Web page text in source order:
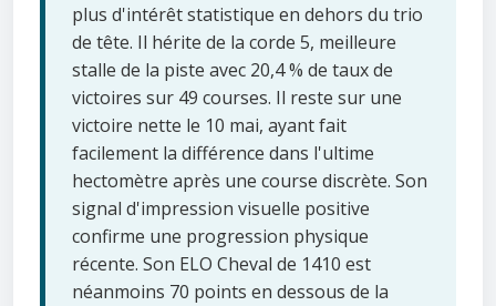
plus d'intérêt statistique en dehors du trio
de tête. Il hérite de la corde 5, meilleure
stalle de la piste avec 20,4 % de taux de
victoires sur 49 courses. Il reste sur une
victoire nette le 10 mai, ayant fait
facilement la différence dans l'ultime
hectomètre après une course discrète. Son
signal d'impression visuelle positive
confirme une progression physique
récente. Son ELO Cheval de 1410 est
néanmoins 70 points en dessous de la